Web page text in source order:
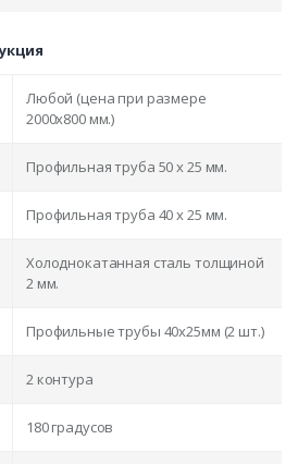
Любой (цена при размере
2000x800 мм.)
Профильная труба 50 х 25 мм.
Профильная труба 40 х 25 мм.
Холоднокатанная сталь толщиной
2 мм.
Профильные трубы 40х25мм (2 шт.)
2 контура
180 градусов